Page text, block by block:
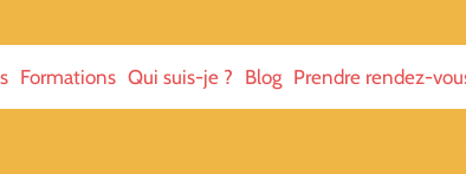
Formations Qui suis-je ? Blog Prendre rendez-